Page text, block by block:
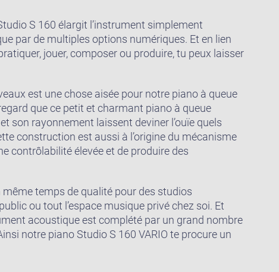
S 160 élargit l’instrument simplement
par de multiples options numériques. Et en lien
jouer, composer ou produire, tu peux laisser
est une chose aisée pour notre piano à queue
que ce petit et charmant piano à queue
son rayonnement laissent deviner l’ouïe quels
construction est aussi à l’origine du mécanisme
contrôlabilité élevée et de produire des
temps de qualité pour des studios
ou tout l’espace musique privé chez soi. Et
acoustique est complété par un grand nombre
notre piano Studio S 160 VARIO te procure un